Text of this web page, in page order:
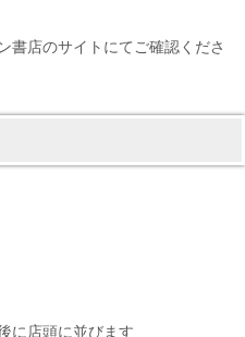
書店のサイトにてご確認くださ
に店頭に並びます